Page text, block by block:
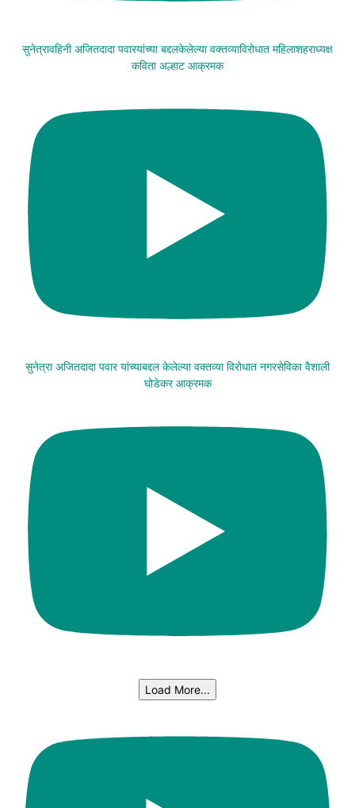
सुनेत्रावहिनी अजितदादा पवारयांच्या बद्दलकेलेल्या वक्तव्याविरोधात महिलाशहराध्यक्ष
कविता अल्हाट आक्रमक
सुनेत्रा अजितदादा पवार यांच्याबद्दल केलेल्या वक्तव्या विरोधात नगरसेविका वैशाली
घोडेकर आक्रमक
Load More...